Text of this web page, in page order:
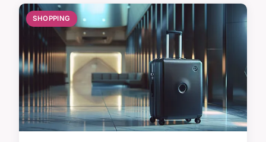
SHOPPING